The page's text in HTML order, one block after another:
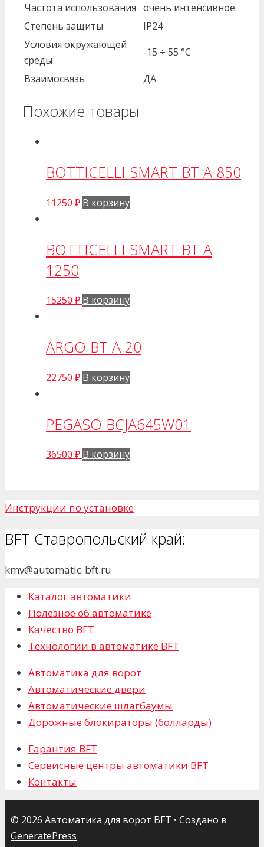
Частота использования oчень интенсивное
Степень защиты
IP24
Условия окружающей
среды
-15 ÷ 55 °C
Взаимосвязь ДА
Похожие товары
BOTTICELLI SMART BT A 850
11250 ₽ В корзину
BOTTICELLI SMART BT A
1250
15250 ₽ В корзину
ARGO BT A 20
22750 ₽ В корзину
PEGASO BCJA645W01
36500 ₽ В корзину
Инструкции по установке
BFT Ставропольский край:
kmv@automatic-bft.ru
Каталог автоматики
Полезное об автоматике
Качество BFT
Технологии в автоматике BFT
Автоматика для ворот
Автоматические двери
Автоматические шлагбаумы
Дорожные блокираторы (болларды)
Гарантия BFT
Сервисные центры автоматики BFT
Контакты
© 2026 Автоматика для ворот BFT • Создано в
GeneratePress